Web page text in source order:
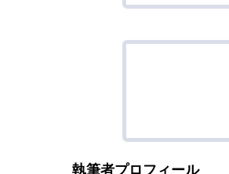
執筆者プロフィール